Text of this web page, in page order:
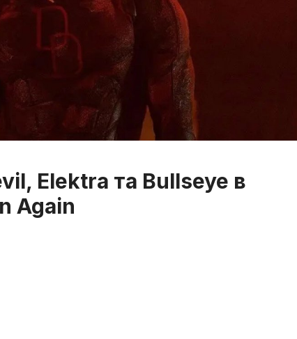
Elektra та Bullseye в
Again